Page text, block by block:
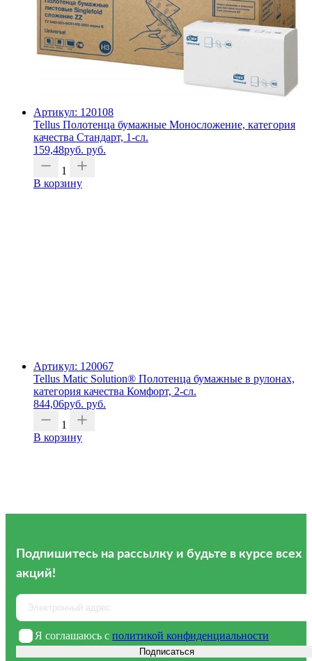
Артикул: 120108
Tellus Полотенца бумажные Моносложение, категория
качества Стандарт, 1-сл.
159,48руб. руб.
1
В корзину
Артикул: 120067
Tellus Matic Solution® Полотенца бумажные в рулонах,
категория качества Комфорт, 2-сл.
844,06руб. руб.
1
В корзину
Подпишитесь на рассылку и будьте в курсе всех
акций!
Я соглашаюсь с политикой конфиденциальности
Подписаться